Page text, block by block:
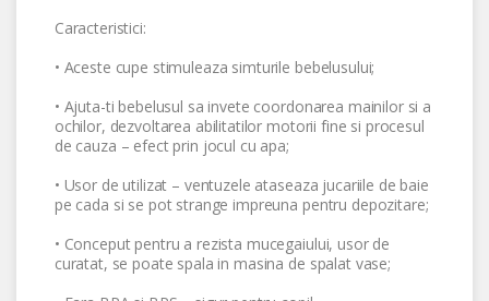
Caracteristici:
• Aceste cupe stimuleaza simturile bebelusului;
• Ajuta-ti bebelusul sa invete coordonarea mainilor si a
ochilor, dezvoltarea abilitatilor motorii fine si procesul
de cauza – efect prin jocul cu apa;
• Usor de utilizat – ventuzele ataseaza jucariile de baie
pe cada si se pot strange impreuna pentru depozitare;
• Conceput pentru a rezista mucegaiului, usor de
curatat, se poate spala in masina de spalat vase;